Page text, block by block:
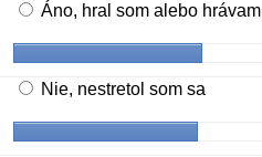
Áno, hral som alebo hrávam
Nie, nestretol som sa